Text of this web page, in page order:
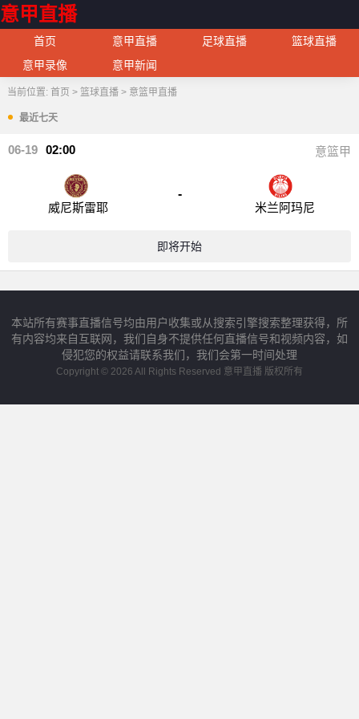
意甲直播
首页 意甲直播 足球直播
篮球直播
意甲录像
意甲新闻
当前位置: 首页 > 篮球直播> 意篮甲直播
最近七天
02:00
06-19 意篮甲
威尼斯雷耶
-
米兰阿玛尼
即将开始
本站所有赛事直播信号均由用户收集或从搜索引擎搜索整理获得，所
有内容均来自互联网，我们自身不提供任何直播信号和视频内容，如
侵犯您的权益请联系我们，我们会第一时间处理
Copyright © 2026 All Rights Reserved 意甲直播 版权所有